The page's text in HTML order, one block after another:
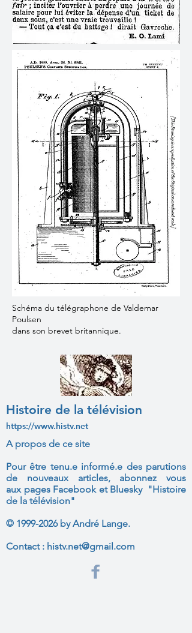
Schéma du télégraphone de Valdemar
Poulsen
dans son brevet britannique.
Histoire de la télévision
https://www.histv.net
A propos de ce site
Pour être tenu.e informé.e des parutions
de nouveaux articles, abonnez vous
aux pages Facebook et Bluesky "Histoire
de la télévision"
© 1999-2026by André Lange.
Contact : histv.net@gmail.com